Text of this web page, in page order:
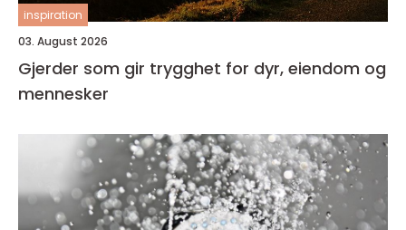
inspiration
03. August 2026
Gjerder som gir trygghet for dyr, eiendom og
mennesker